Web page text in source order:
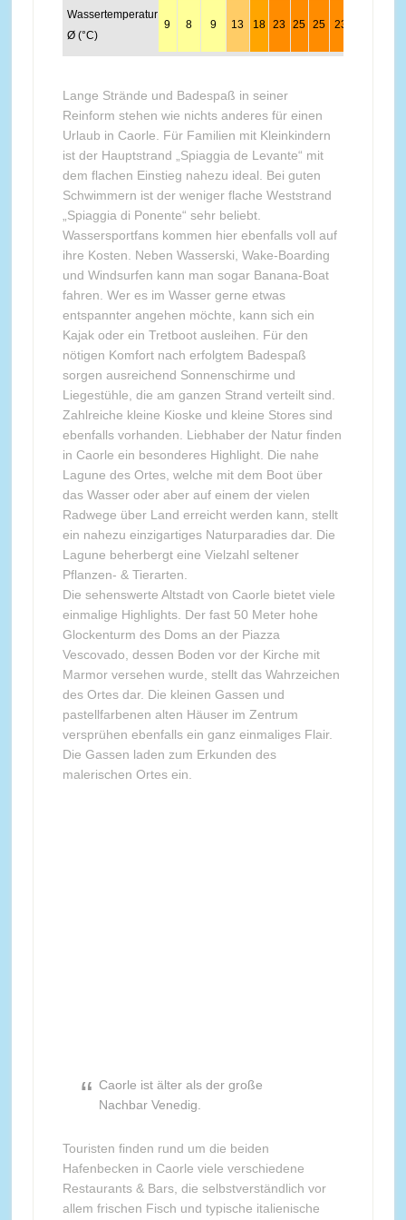
Wassertemperatur
Ø (°C)
9 8 9 13 18 23 25 25 23
Lange Strände und Badespaß in seiner
Reinform stehen wie nichts anderes für einen
Urlaub in Caorle. Für Familien mit Kleinkindern
ist der Hauptstrand „Spiaggia de Levante“ mit
dem flachen Einstieg nahezu ideal. Bei guten
Schwimmern ist der weniger flache Weststrand
„Spiaggia di Ponente“ sehr beliebt.
Wassersportfans kommen hier ebenfalls voll auf
ihre Kosten. Neben Wasserski, Wake-Boarding
und Windsurfen kann man sogar Banana-Boat
fahren. Wer es im Wasser gerne etwas
entspannter angehen möchte, kann sich ein
Kajak oder ein Tretboot ausleihen. Für den
nötigen Komfort nach erfolgtem Badespaß
sorgen ausreichend Sonnenschirme und
Liegestühle, die am ganzen Strand verteilt sind.
Zahlreiche kleine Kioske und kleine Stores sind
ebenfalls vorhanden. Liebhaber der Natur finden
in Caorle ein besonderes Highlight. Die nahe
Lagune des Ortes, welche mit dem Boot über
das Wasser oder aber auf einem der vielen
Radwege über Land erreicht werden kann, stellt
ein nahezu einzigartiges Naturparadies dar. Die
Lagune beherbergt eine Vielzahl seltener
Pflanzen- & Tierarten.
Die sehenswerte Altstadt von Caorle bietet viele
einmalige Highlights. Der fast 50 Meter hohe
Glockenturm des Doms an der Piazza
Vescovado, dessen Boden vor der Kirche mit
Marmor versehen wurde, stellt das Wahrzeichen
des Ortes dar. Die kleinen Gassen und
pastellfarbenen alten Häuser im Zentrum
versprühen ebenfalls ein ganz einmaliges Flair.
Die Gassen laden zum Erkunden des
malerischen Ortes ein.
Caorle ist älter als der große
Nachbar Venedig.
Touristen finden rund um die beiden
Hafenbecken in Caorle viele verschiedene
Restaurants & Bars, die selbstverständlich vor
allem frischen Fisch und typische italienische